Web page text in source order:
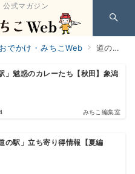
公式マガジン
でかけ・みちこWeb 道の駅象潟
」魅惑のカレーたち【秋田】象潟
みちこ編集室
の駅」立ち寄り得情報【夏編